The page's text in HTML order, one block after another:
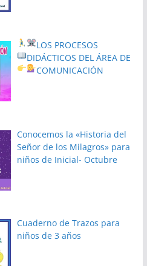
LOS PROCESOS
DIDÁCTICOS DEL ÁREA DE
COMUNICACIÓN
Conocemos la «Historia del
Señor de los Milagros» para
niños de Inicial- Octubre
Cuaderno de Trazos para
niños de 3 años